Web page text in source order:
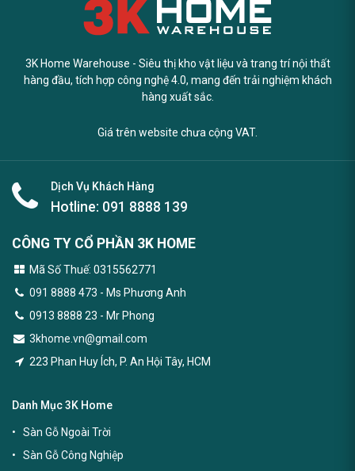
3K Home Warehouse - Siêu thị kho vật liệu và trang trí nội thất
hàng đầu, tích hợp công nghệ 4.0, mang đến trải nghiệm khách
hàng xuất sắc.
Giá trên website chưa cộng VAT.
Dịch Vụ Khách Hàng
Hotline: 091 8888 139
CÔNG TY CỔ PHẦN 3K HOME
Mã Số Thuế: 0315562771
091 8888 473 - Ms Phương Anh
0913 8888 23 - Mr Phong
3khome.vn@gmail.com
223 Phan Huy Ích, P. An Hội Tây, HCM
Danh Mục 3K Home
Sàn Gỗ Ngoài Trời
Sàn Gỗ Công Nghiệp